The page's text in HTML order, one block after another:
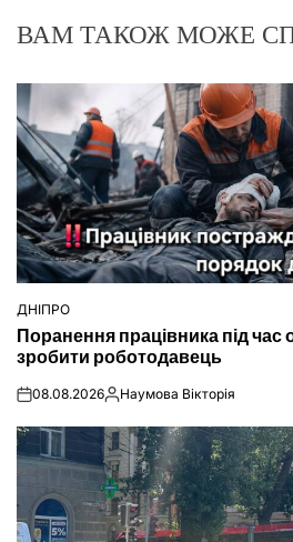
ВАМ ТАКОЖ МОЖЕ
ОПУБЛІКУВАТИ
ДНІПРО
Поранення працівника під
зробити роботодавець
on08.08.2026Опубліковано
Наумова Вікторія